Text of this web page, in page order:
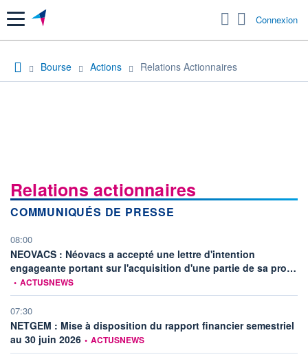
Menu Connexion
Bourse Actions Relations Actionnaires
Relations actionnaires
COMMUNIQUÉS DE PRESSE
08:00
NEOVACS : Néovacs a accepté une lettre d'intention
engageante portant sur l'acquisition d'une partie de sa pro…
• ACTUSNEWS
07:30
NETGEM : Mise à disposition du rapport financier semestriel
au 30 juin 2026 information fournie par
• ACTUSNEWS